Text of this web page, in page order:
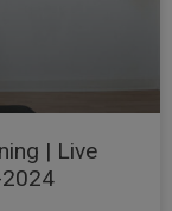
| Live